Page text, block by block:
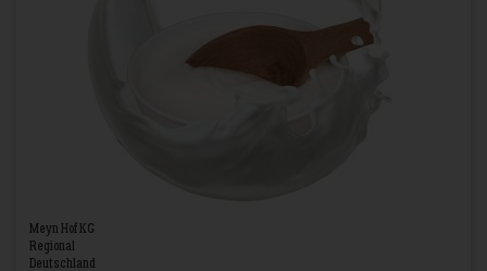
Meyn Hof KG
Regional
Deutschland